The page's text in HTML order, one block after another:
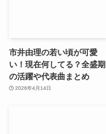
市井由理の若い頃が可愛
い！現在何してる？全盛期
の活躍や代表曲まとめ
2026年4月14日